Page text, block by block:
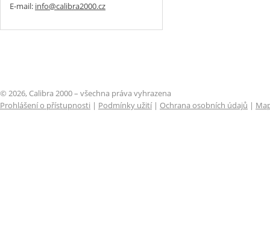
E-mail: info@calibra2000.cz
© 2026, Calibra 2000 – všechna práva vyhrazena
Prohlášení o přístupnosti | Podmínky užití| Ochrana osobních údajů |